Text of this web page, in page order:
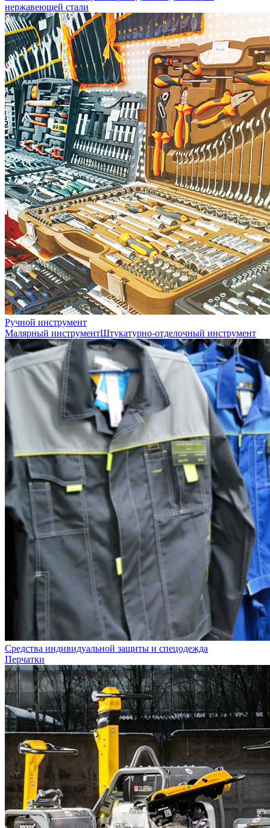
нержавеющей стали
Ручной инструмент
Малярный инструментШтукатурно-отделочный инструмент
Средства индивидуальной защиты и спецодежда
Перчатки